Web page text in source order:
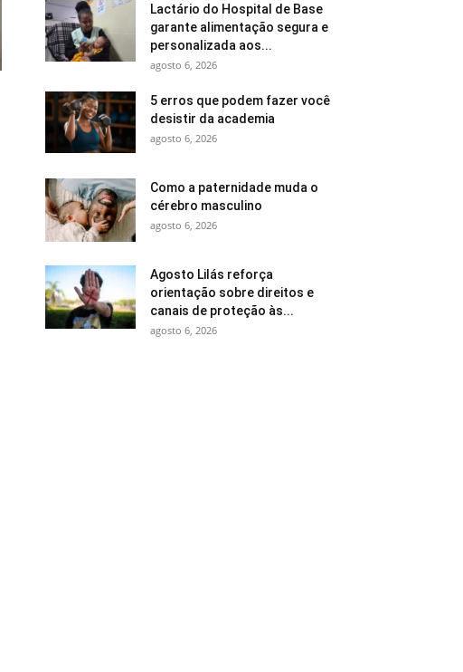
Lactário do Hospital de Base
garante alimentação segura e
personalizada aos...
agosto 6, 2026
5 erros que podem fazer você
desistir da academia
agosto 6, 2026
Como a paternidade muda o
cérebro masculino
agosto 6, 2026
Agosto Lilás reforça
orientação sobre direitos e
canais de proteção às...
agosto 6, 2026